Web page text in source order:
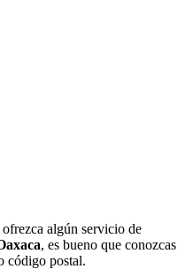
ofrezca algún servicio de
, es bueno que conozcas
código postal.